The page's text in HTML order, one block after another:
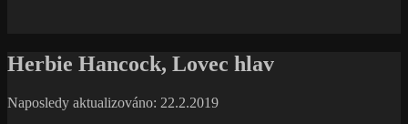
Herbie Hancock, Lovec hlav
Naposledy aktualizováno: 22.2.2019